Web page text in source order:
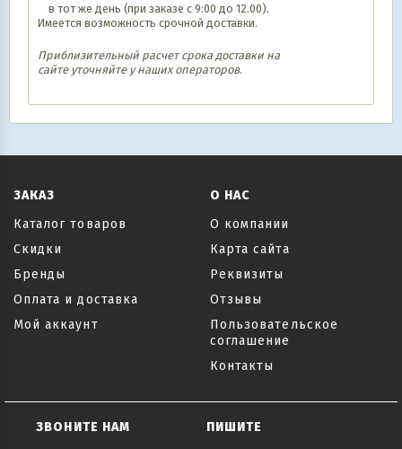
в тот же день (при заказе с 9:00 до 12.00).
Имеется возможность срочной доставки.
Приблизительный расчет срока доставки на
сайте уточняйте у наших операторов.
ЗАКАЗ
Каталог товаров
Скидки
Бренды
Оплата и доставка
Мой аккаунт
О НАС
О компании
Карта сайта
Реквизиты
Отзывы
Пользовательское
соглашение
Контакты
ЗВОНИТЕ НАМ
ПИШИТЕ